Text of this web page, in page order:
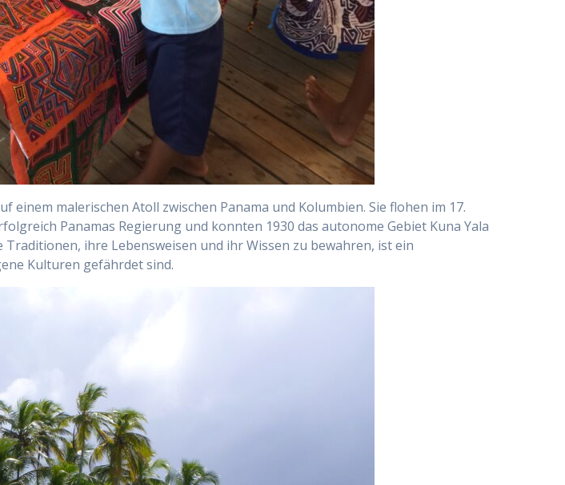
malerischen Atoll zwischen Panama und Kolumbien. Sie flohen im 17.
Panamas Regierung und konnten 1930 das autonome Gebiet Kuna Yala
ihre Lebensweisen und ihr Wissen zu bewahren, ist ein
Kulturen gefährdet sind.